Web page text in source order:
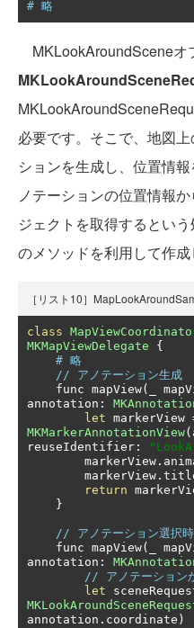
# 略
MKLookAroundSceneオ
必要です。そこで、地図
ションを生成し、位置情
ノテーションの位置情報
ジェクトを取得するとい
のメソッドを利用して作成
［リスト10］
class
MKMapViewDelegate
{
# 略
// アノテーション生成
    func mapView
( _
annotation :
let markerView
MKMarkerAnnotationView(
reuseIdentifier :
        markerView
.
        markerView
.
return
}
// アノテーション選択時
    func mapView
( _
annotation :
// アノテーション
let
annotation . coordinate )